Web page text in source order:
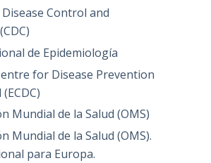
Control and
de Epidemiología
for Disease Prevention
Mundial de la Salud (OMS)
Mundial de la Salud (OMS).
para Europa.